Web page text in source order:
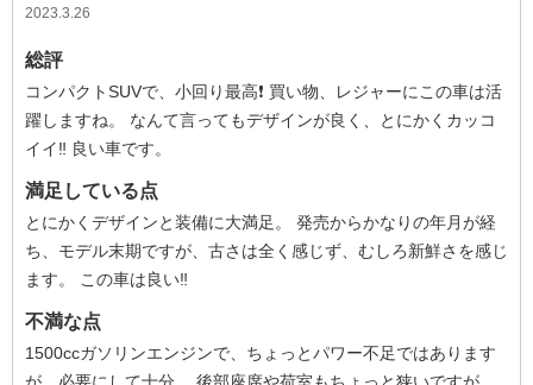
2023.3.26
総評
コンパクトSUVで、小回り最高❗️ 買い物、レジャーにこの車は活
躍しますね。 なんて言ってもデザインが良く、とにかくカッコ
イイ‼️ 良い車です。
満足している点
とにかくデザインと装備に大満足。 発売からかなりの年月が経
ち、モデル末期ですが、古さは全く感じず、むしろ新鮮さを感じ
ます。 この車は良い‼️
不満な点
1500ccガソリンエンジンで、ちょっとパワー不足ではあります